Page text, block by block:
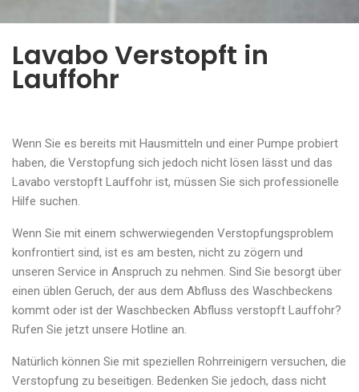
Lavabo Verstopft in
Lauffohr
Wenn Sie es bereits mit Hausmitteln und einer Pumpe probiert
haben, die Verstopfung sich jedoch nicht lösen lässt und das
Lavabo verstopft Lauffohr ist, müssen Sie sich professionelle
Hilfe suchen.
Wenn Sie mit einem schwerwiegenden Verstopfungsproblem
konfrontiert sind, ist es am besten, nicht zu zögern und
unseren Service in Anspruch zu nehmen. Sind Sie besorgt über
einen üblen Geruch, der aus dem Abfluss des Waschbeckens
kommt oder ist der Waschbecken Abfluss verstopft Lauffohr?
Rufen Sie jetzt unsere Hotline an.
Natürlich können Sie mit speziellen Rohrreinigern versuchen, die
Verstopfung zu beseitigen. Bedenken Sie jedoch, dass nicht